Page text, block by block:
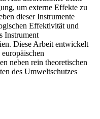
um externe Effekte zu
dieser Instrumente
Effektivität und
Instrument
Diese Arbeit entwickelt
neben rein theoretischen
des Umweltschutzes